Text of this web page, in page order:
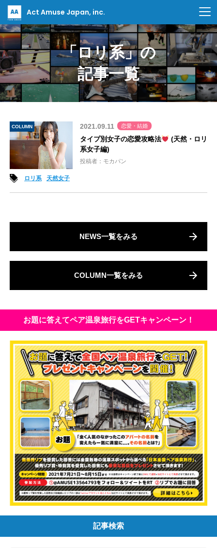
Act Amuse Japan, inc.
「ロリ系」の
記事一覧
COLUMN 2021.09.11 恋愛・結婚
タイプ別女子の恋愛攻略法
(天然・ロリ
系女子編)
投稿者：モカパン
ロリ系 天然女子
NEWS一覧をみる
COLUMN一覧をみる
お題に答えてペア温泉旅行をGETキャンペーン！
記事検索